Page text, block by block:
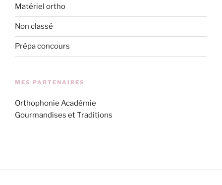
Matériel ortho
Non classé
Prépa concours
MES PARTENAIRES
Orthophonie Académie
Gourmandises et Traditions